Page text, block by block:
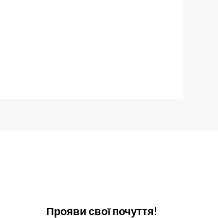
Прояви свої почуття!